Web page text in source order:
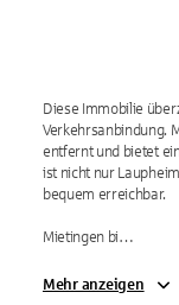
Diese Immobilie
Verkehrsanbindung.
entfernt und bietet
ist nicht nur
bequem erreichbar.
Mietingen bi…
Mehr anzeigen